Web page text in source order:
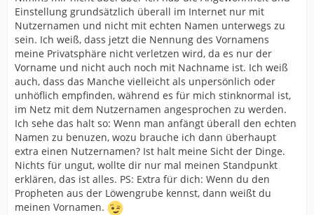
Einstellung grundsätzlich überall im Internet nur mit
Nutzernamen und nicht mit echten Namen unterwegs zu
sein. Ich weiß, dass jetzt die Nennung des Vornamens
meine Privatsphäre nicht verletzen wird, da es nur der
Vorname und nicht auch noch mit Nachname ist. Ich weiß
auch, dass das Manche vielleicht als unpersönlich oder
unhöflich empfinden, während es für mich stinknormal ist,
im Netz mit dem Nutzernamen angesprochen zu werden.
Ich sehe das halt so: Wenn man anfängt überall den echten
Namen zu benuzen, wozu brauche ich dann überhaupt
extra einen Nutzernamen? Ist halt meine Sicht der Dinge.
Nichts für ungut, wollte dir nur mal meinen Standpunkt
erklären, das ist alles. PS: Extra für dich: Wenn du den
Propheten aus der Löwengrube kennst, dann weißt du
meinen Vornamen.